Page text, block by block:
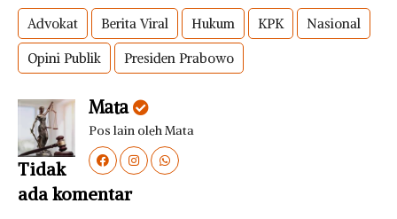
Advokat Berita Viral Hukum KPK Nasional
Opini Publik Presiden Prabowo
Mata
Pos lain oleh Mata
Tidak
ada komentar